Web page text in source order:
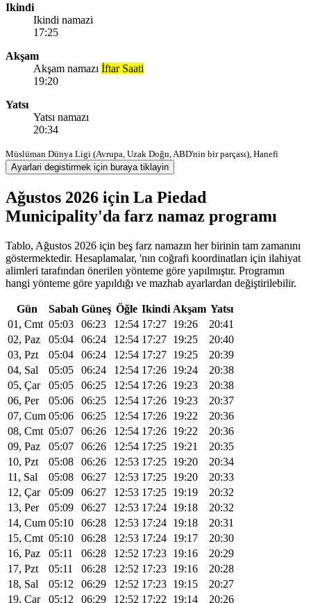
Ikindi
Ikindi namazi
17:25
Akşam
Akşam namazı İftar Saati
19:20
Yatsı
Yatsı namazı
20:34
Müslüman Dünya Ligi (Avrupa, Uzak Doğu, ABD'nin bir parçası), Hanefi
Ayarlari degistirmek için buraya tiklayin
Ağustos 2026 için La Piedad
Municipality'da farz namaz programı
Tablo, Ağustos 2026 için beş farz namazın her birinin tam zamanını
göstermektedir. Hesaplamalar, 'nın coğrafi koordinatları için ilahiyat
alimleri tarafından önerilen yönteme göre yapılmıştır. Programın
hangi yönteme göre yapıldığı ve mazhab ayarlardan değiştirilebilir.
Gün Sabah Güneş Öğle Ikindi Akşam Yatsı
01, Cmt 05:03 06:23 12:54 17:27 19:26
20:41
02, Paz
05:04 06:24 12:54 17:27 19:25
20:40
03, Pzt
05:04 06:24 12:54 17:27 19:25
20:39
04, Sal
05:05 06:24 12:54 17:26 19:24
20:38
05, Çar
05:05 06:25 12:54 17:26 19:23
20:38
06, Per
05:06 06:25 12:54 17:26 19:23
20:37
07, Cum 05:06 06:25 12:54 17:26 19:22
20:36
08, Cmt 05:07 06:26 12:54 17:26 19:22
20:36
09, Paz
05:07 06:26 12:54 17:25 19:21
20:35
10, Pzt
05:08 06:26 12:53 17:25 19:20
20:34
11, Sal
05:08 06:27 12:53 17:25 19:20
20:33
12, Çar
05:09 06:27 12:53 17:25 19:19
20:32
13, Per
05:09 06:27 12:53 17:24 19:18
20:32
14, Cum 05:10 06:28 12:53 17:24 19:18
20:31
15, Cmt 05:10 06:28 12:53 17:24 19:17
20:30
16, Paz
05:11 06:28 12:52 17:23 19:16
20:29
17, Pzt
05:11 06:28 12:52 17:23 19:16
20:28
18, Sal
05:12 06:29 12:52 17:23 19:15
20:27
19, Çar
05:12 06:29 12:52 17:22 19:14
20:26